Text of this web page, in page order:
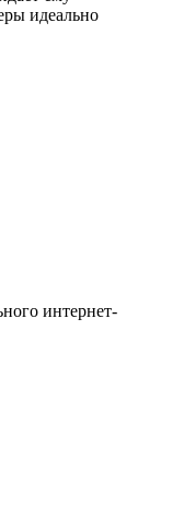
идеально
интернет-